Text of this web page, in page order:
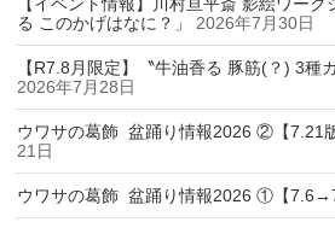
る このかげはなに？」
2026年7月30日
【R7.8月限定】〝牛油香る 豚筋(？) 3種
2026年7月28日
ウワサの葛飾 盆踊り情報2026 ②【7.21
21日
ウワサの葛飾 盆踊り情報2026 ①【